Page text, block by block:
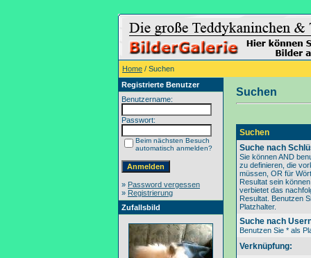
Home / Suchen
Registrierte Benutzer
Benutzername:
Passwort:
Beim nächsten Besuch
automatisch anmelden?
» Password vergessen
» Registrierung
Zufallsbild
Suchen
Suchen
Suche nach
Sie können AND
zu definieren, die
müssen, OR für
Resultat sein
verbietet das
Resultat. Benutzen
Platzhalter.
Suche nach
Benutzen Sie * als
Verknüpfung: